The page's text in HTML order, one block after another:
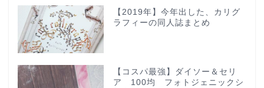
【2019年】今年出した、カリグ
ラフィーの同人誌まとめ
【コスパ最強】ダイソー＆セリ
ア 100均 フォトジェニックシ